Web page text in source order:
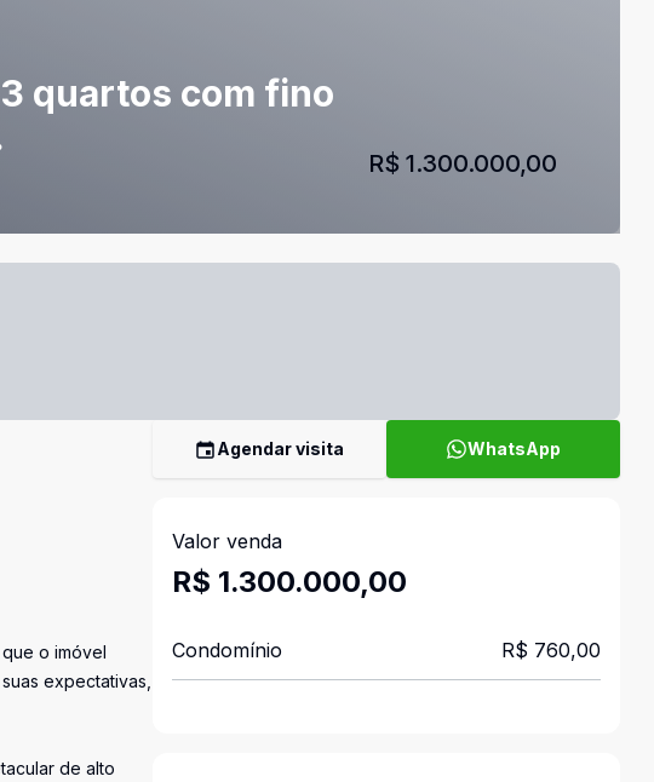
3 quartos com fino
R$ 1.300.000,00
o imóvel
expectativas,
de alto
Agendar visita WhatsApp
Valor venda
R$ 1.300.000,00
Condomínio R$ 760,00